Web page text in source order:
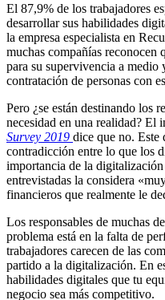
El 87,9% de los trabajadores
desarrollar sus habilidades
la empresa especialista en
muchas compañías
para su supervivencia a
contratación de personas con
Pero ¿se están destinando los
necesidad en una realidad? El
Survey 2019 dice que no. Este
contradicción entre lo que los
importancia de la
entrevistadas la considera
financieros que realmente le
Los responsables de muchas
problema está en la falta de
trabajadores carecen de las
partido a la digitalización. En
habilidades digitales que tu
negocio sea más competitivo.